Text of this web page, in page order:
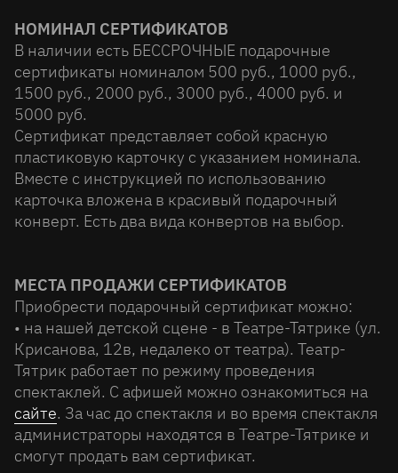
НОМИНАЛ СЕРТИФИКАТОВ
В наличии есть БЕССРОЧНЫЕ подарочные
сертификаты номиналом 500 руб., 1000 руб.,
1500 руб., 2000 руб., 3000 руб., 4000 руб. и
5000 руб.
Сертификат представляет собой красную
пластиковую карточку с указанием номинала.
Вместе с инструкцией по использованию
карточка вложена в красивый подарочный
конверт. Есть два вида конвертов на выбор.
МЕСТА ПРОДАЖИ СЕРТИФИКАТОВ
Приобрести подарочный сертификат можно:
• на нашей детской сцене - в Театре-Тятрике (ул.
Крисанова, 12в, недалеко от театра). Театр-
Тятрик работает по режиму проведения
спектаклей. С афишей можно ознакомиться на
сайте. За час до спектакля и во время спектакля
администраторы находятся в Театре-Тятрике и
смогут продать вам сертификат.